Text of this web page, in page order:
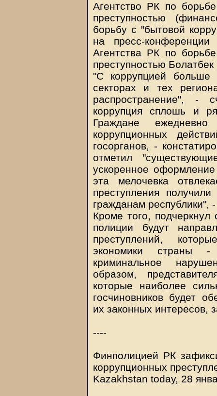
Агентство РК по
преступностью
борьбу с "бытовой
на пресс-
Агентства РК по
преступностью Болатбек
"С коррупцией больше
секторах и тех
распространение", -
коррупция сплошь и
Граждане
коррупционных
госорганов, -
отметил
ускоренное
эта мелочевка
преступления
гражданам республики",
Кроме того, подчеркнул
полиции будут
преступлений,
экономики страны -
криминальное
образом,
которые наиболее
госчиновников будет
их законных интересов,
----
Финполицией РК
коррупционных
Kazakhstan today, 28